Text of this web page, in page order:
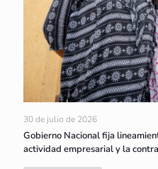
30 de julio de 2026
Gobierno Nacional fija
actividad empresarial y la